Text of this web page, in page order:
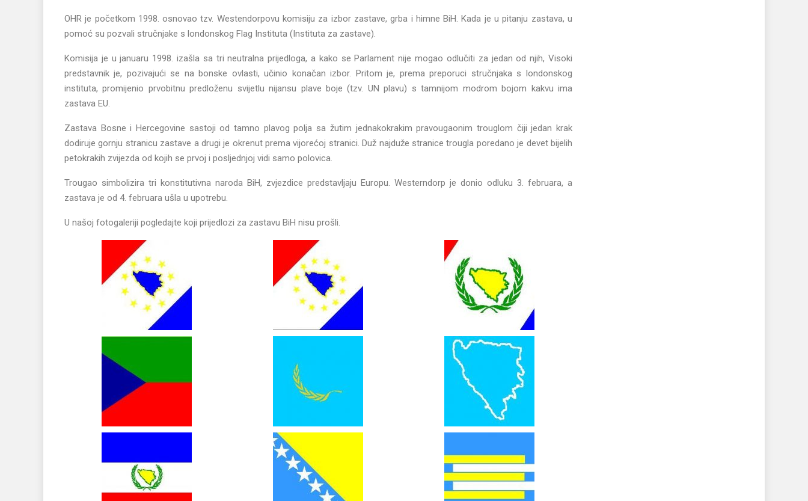
OHR je početkom 1998. osnovao tzv. Westendorpovu komisiju za izbor zastave, grba i himne BiH. Kada je u pitanju zastava, u
pomoć su pozvali stručnjake s londonskog Flag Instituta (Instituta za zastave).
Komisija je u januaru 1998. izašla sa tri neutralna prijedloga, a kako se Parlament nije mogao odlučiti za jedan od njih, Visoki
predstavnik je, pozivajući se na bonske ovlasti, učinio konačan izbor. Pritom je, prema preporuci stručnjaka s londonskog
instituta, promijenio prvobitnu predloženu svijetlu nijansu plave boje (tzv. UN plavu) s tamnijom modrom bojom kakvu ima
zastava EU.
Zastava Bosne i Hercegovine sastoji od tamno plavog polja sa žutim jednakokrakim pravougaonim trouglom čiji jedan krak
dodiruje gornju stranicu zastave a drugi je okrenut prema vijorećoj stranici. Duž najduže stranice trougla poredano je devet bijelih
petokrakih zvijezda od kojih se prvoj i posljednjoj vidi samo polovica.
Trougao simbolizira tri konstitutivna naroda BiH, zvjezdice predstavljaju Europu. Westerndorp je donio odluku 3. februara, a
zastava je od 4. februara ušla u upotrebu.
U našoj fotogaleriji pogledajte koji prijedlozi za zastavu BiH nisu prošli.